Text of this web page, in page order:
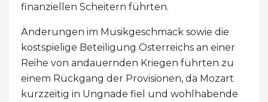
finanziellen Scheitern führten.
Änderungen im Musikgeschmack sowie die
kostspielige Beteiligung Österreichs an einer
Reihe von andauernden Kriegen führten zu
einem Rückgang der Provisionen, da Mozart
kurzzeitig in Ungnade fiel und wohlhabende